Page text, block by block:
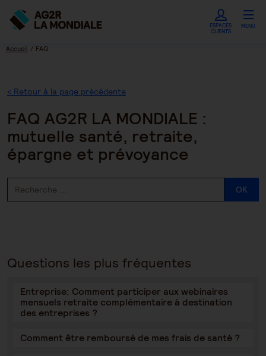
ESPACES
CLIENTS
MENU
Accueil FAQ
< Retour à la page précédente
FAQ AG2R LA MONDIALE :
mutuelle santé, retraite,
épargne et prévoyance
OK
Questions les plus fréquentes
Entreprise: Comment participer aux webinaires
mensuels retraite complémentaire à destination
des entreprises ?
Comment être remboursé de mes frais de santé ?